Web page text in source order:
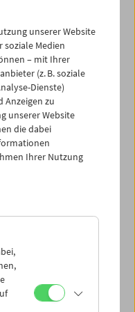
Movie Day 2010"
die das
„on Location“
Schwerpunkte
Genre des
der auch durch
(u. a. von Jane
geworden ist,
mit den Filmen und
unserer Website
Medien
– mit Ihrer
(z. B. soziale
Dienste)
Anzeigen zu
unserer Website
die dabei
Ihrer Nutzung